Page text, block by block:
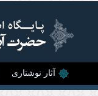
آثار نوشتاری